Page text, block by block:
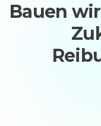
Bauen